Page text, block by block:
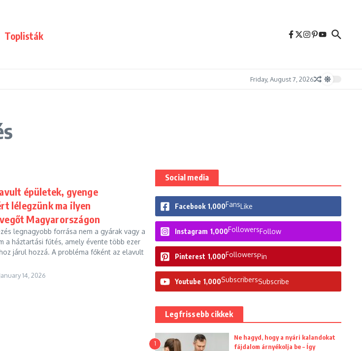
Toplisták
Friday, August 7, 2026
épületek, gyenge
lélegzünk ma ilyen
Magyarországon
legnagyobb forrása nem a gyárak vagy a
a háztartási fűtés, amely évente több ezer
járul hozzá. A probléma főként az elavult
January 14, 2026
Social media
Facebook 1,000FansLike
Instagram 1,000FollowersFollow
Pinterest 1,000FollowersPin
Youtube 1,000SubscribersSubscribe
Legfrissebb cikkek
1
Ne hagyd, hogy a nyári kalandokat
fájdalom árnyékolja be – Így